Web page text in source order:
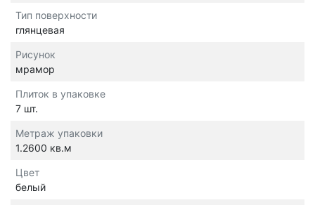
Тип поверхности
глянцевая
Рисунок
мрамор
Плиток в упаковке
7 шт.
Метраж упаковки
1.2600 кв.м
Цвет
белый